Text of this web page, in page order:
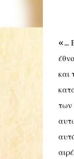
«...
και
των